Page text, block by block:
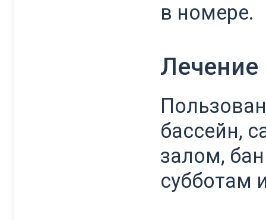
в номере.
Лечение
бассейн,
залом,
субботам